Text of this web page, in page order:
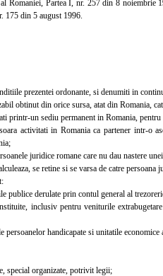
Romaniei, Partea I, nr. 257 din 8 noiembrie
175 din 5 august 1996.
prezentei ordonante, si denumiti in
obtinut din orice sursa, atat din Romania,
printr-un sediu permanent in Romania,
activitati in Romania ca partener intr-o
juridice romane care nu dau nastere
se retine si se varsa de catre persoana
publice derulate prin contul general al
inclusiv pentru veniturile
handicapate si unitatile
special organizate, potrivit legii;